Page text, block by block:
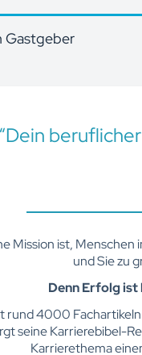
Gastgeber
“Dein
Mission ist,
und Sie zu
Denn Erfolg ist
rund 4000
seine Karrierebibel-
Karrierethema